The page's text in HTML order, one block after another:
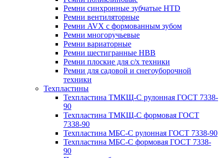
Ремни синхронные зубчатые HTD
Ремни вентиляторные
Ремни AVX с формованным зубом
Ремни многоручьевые
Ремни вариаторные
Ремни шестигранные HBB
Ремни плоские для с/х техники
Ремни для садовой и снегоуборочной
техники
Техпластины
Техпластина ТМКЩ-С рулонная ГОСТ 7338-
90
Техпластина ТМКЩ-С формовая ГОСТ
7338-90
Техпластина МБС-С рулонная ГОСТ 7338-90
Техпластина МБС-С формовая ГОСТ 7338-
90